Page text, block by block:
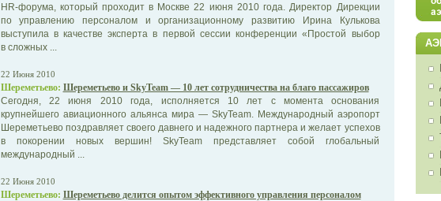
HR-форума, который проходит в Москве 22 июня 2010 года. Директор Дирекции
по управлению персоналом и организационному развитию Ирина Кулькова
выступила в качестве эксперта в первой сессии конференции «Простой выбор
в сложных ...
22 Июня 2010
Шереметьево: Шереметьево и SkyTeam — 10 лет сотрудничества на благо пассажиров
Сегодня, 22 июня 2010 года, исполняется 10 лет с момента основания
крупнейшего авиационного альянса мира — SkyTeam. Международный аэропорт
Шереметьево поздравляет своего давнего и надежного партнера и желает успехов
в покорении новых вершин! SkyTeam представляет собой глобальный
международный ...
22 Июня 2010
Шереметьево: Шереметьево делится опытом эффективного управления персоналом